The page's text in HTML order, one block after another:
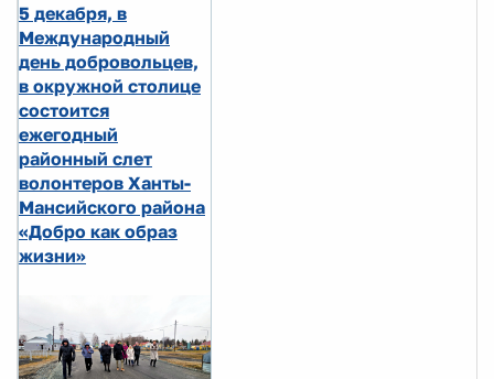
5 декабря, в
Международный
день добровольцев,
в окружной столице
состоится
ежегодный
районный слет
волонтеров Ханты-
Мансийского района
«Добро как образ
жизни»